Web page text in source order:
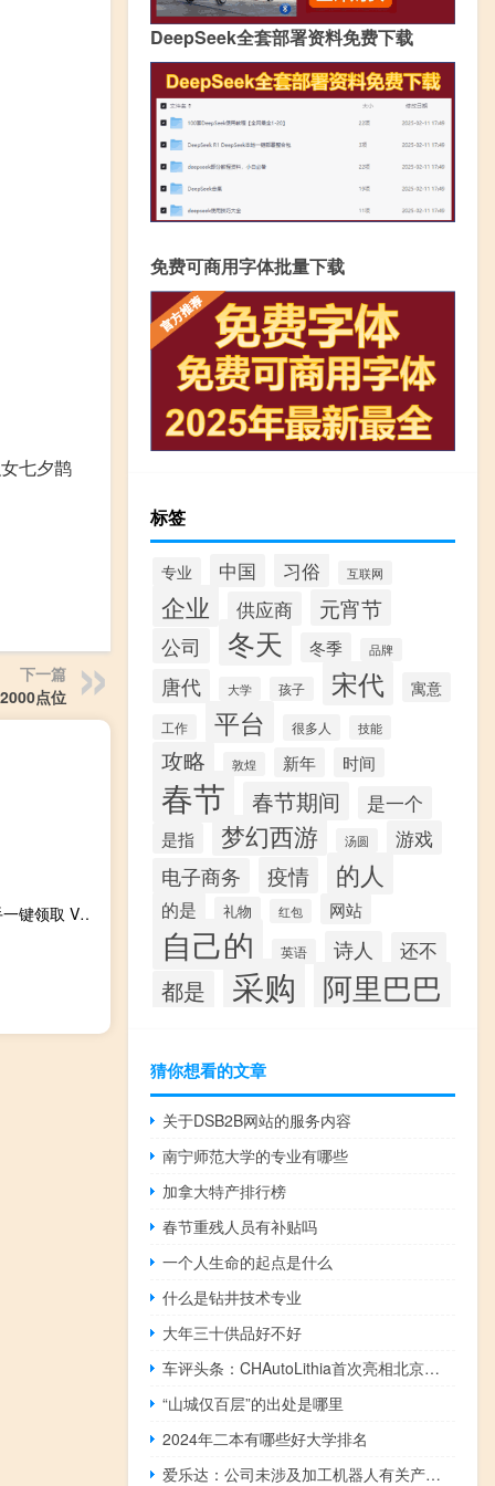
七夕鹊
下一篇
点位
小苹果活动助手一键领取 V1.59 大空白版（小苹果活动助手一键领取 V1.59 大空白版功能简介）
DeepSeek全套部署资料免费下载
免费可商用字体批量下载
标签
专业 中国 习俗 互联网
企业 供应商 元宵节
公司 冬天 冬季 品牌
唐代 大学 孩子 宋代 寓意
工作 平台 很多人 技能
攻略 敦煌 新年 时间
春节 春节期间 是一个
是指 梦幻西游 汤圆 游戏
电子商务 疫情 的人
的是 礼物 红包 网站
自己的 英语 诗人 还不
都是 采购 阿里巴巴
猜你想看的文章
关于DSB2B网站的服务内容
南宁师范大学的专业有哪些
加拿大特产排行榜
春节重残人员有补贴吗
一个人生命的起点是什么
什么是钻井技术专业
大年三十供品好不好
车评头条：CHAutoLithia首次亮相北京车展
“山城仅百层”的出处是哪里
2024年二本有哪些好大学排名
爱乐达：公司未涉及加工机器人有关产品业务